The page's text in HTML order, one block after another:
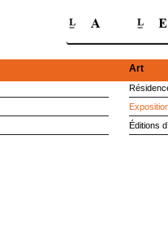
Art
Éditions